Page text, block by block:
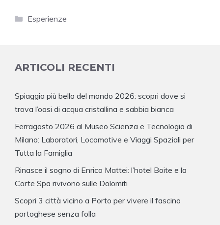
Categorie
Esperienze
ARTICOLI RECENTI
Spiaggia più bella del mondo 2026: scopri dove si
trova l’oasi di acqua cristallina e sabbia bianca
Ferragosto 2026 al Museo Scienza e Tecnologia di
Milano: Laboratori, Locomotive e Viaggi Spaziali per
Tutta la Famiglia
Rinasce il sogno di Enrico Mattei: l’hotel Boite e la
Corte Spa rivivono sulle Dolomiti
Scopri 3 città vicino a Porto per vivere il fascino
portoghese senza folla